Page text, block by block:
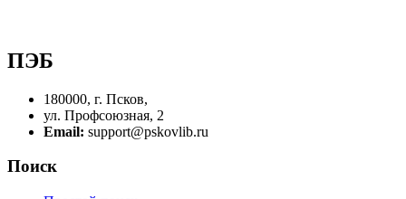
ПЭБ
180000, г. Псков,
ул. Профсоюзная, 2
Email: support@pskovlib.ru
Поиск